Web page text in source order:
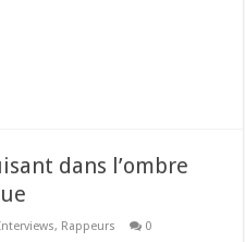
dans l’ombre
, Rappeurs 0